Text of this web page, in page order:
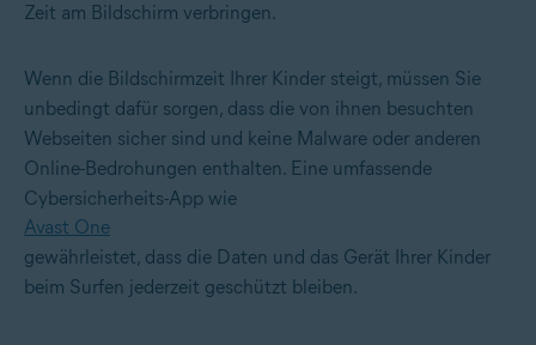
Zeit am Bildschirm verbringen.
Wenn die Bildschirmzeit Ihrer Kinder steigt, müssen Sie
unbedingt dafür sorgen, dass die von ihnen besuchten
Webseiten sicher sind und keine Malware oder anderen
Online-Bedrohungen enthalten. Eine umfassende
Cybersicherheits-App wie
Avast One
gewährleistet, dass die Daten und das Gerät Ihrer Kinder
beim Surfen jederzeit geschützt bleiben.